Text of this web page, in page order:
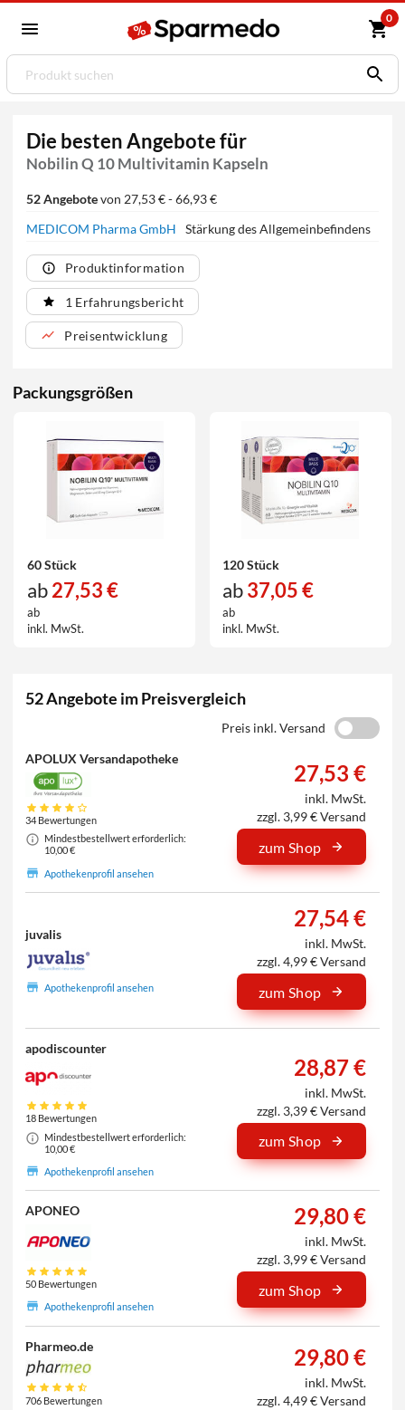
0
Die besten Angebote für
Nobilin Q 10 Multivitamin Kapseln
52 Angebotevon 27,53 € - 66,93 €
MEDICOM Pharma GmbH
Stärkung des Allgemeinbefindens
Produktinformation
1 Erfahrungsbericht
Preisentwicklung
Packungsgrößen
60 Stück
ab27,53 €
ab
inkl. MwSt.
120 Stück
ab37,05 €
ab
inkl. MwSt.
52 Angebote im Preisvergleich
Preis inkl. Versand
APOLUX Versandapotheke
34 Bewertungen
Mindestbestellwert erforderlich:
10,00 €
Apothekenprofil ansehen
27,53 €
inkl. MwSt.
zzgl. 3,99 € Versand
zum Shop
juvalis
Apothekenprofil ansehen
27,54 €
inkl. MwSt.
zzgl. 4,99 € Versand
zum Shop
apodiscounter
18 Bewertungen
Mindestbestellwert erforderlich:
10,00 €
Apothekenprofil ansehen
28,87 €
inkl. MwSt.
zzgl. 3,39 € Versand
zum Shop
APONEO
50 Bewertungen
Apothekenprofil ansehen
29,80 €
inkl. MwSt.
zzgl. 3,99 € Versand
zum Shop
Pharmeo.de
706 Bewertungen
29,80 €
inkl. MwSt.
zzgl. 4,49 € Versand